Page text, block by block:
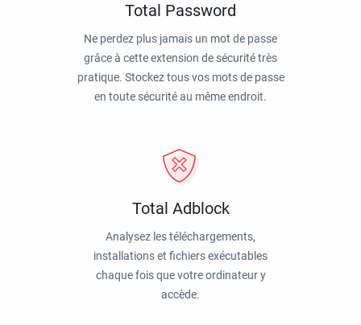
Total Password
Ne perdez plus jamais un mot de passe
grâce à cette extension de sécurité très
pratique. Stockez tous vos mots de passe
en toute sécurité au même endroit.
Total Adblock
Analysez les téléchargements,
installations et fichiers exécutables
chaque fois que votre ordinateur y
accède.